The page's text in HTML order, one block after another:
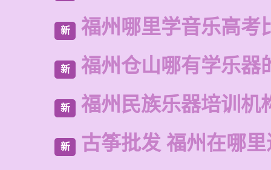
新 福州哪里学音乐高考
新 福州仓山哪有学乐器
新 福州民族乐器培训机
新 古筝批发 福州在哪